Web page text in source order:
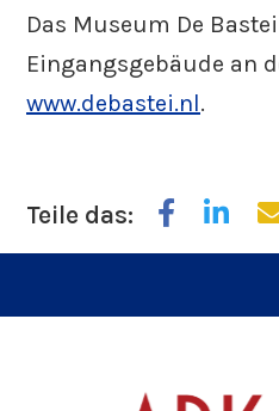
Das Museum De
Eingangsgebäude an
www.debastei.nl.
Teile das: